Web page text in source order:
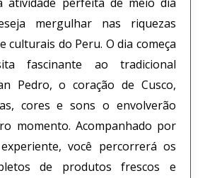
mergulhar nas riquezas
culturais do Peru. O dia começa
fascinante ao tradicional
Pedro, o coração de Cusco,
cores e sons o envolverão
momento. Acompanhado por
você percorrerá os
de produtos frescos e